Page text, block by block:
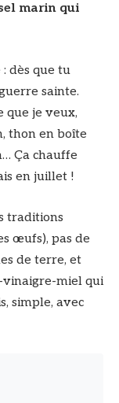
marin qui
dès que tu
sainte.
que je veux,
thon en boîte
Ça chauffe
en juillet !
traditions
œufs), pas de
de terre, et
miel qui
simple, avec